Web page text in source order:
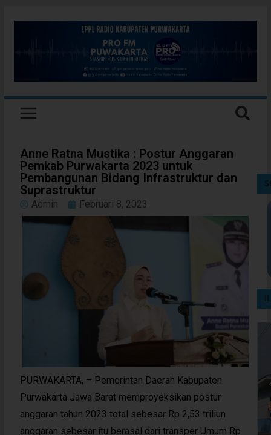
Anne Ratna Mustika : Postur Anggaran
Pemkab Purwakarta 2023 untuk
Pembangunan Bidang Infrastruktur dan
Suprastruktur
Admin Februari 8, 2023
PURWAKARTA, – Pemerintan Daerah Kabupaten
Purwakarta Jawa Barat memproyeksikan postur
anggaran tahun 2023 total sebesar Rp 2,53 triliun
anggaran sebesar itu berasal dari transper Umum Rp